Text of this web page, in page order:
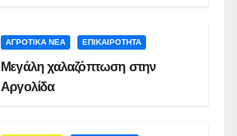
ΑΓΡΟΤΙΚΑ ΝΕΑ ΕΠΙΚΑΙΡΟΤΗΤΑ
Μεγάλη χαλαζόπτωση στην
Αργολίδα